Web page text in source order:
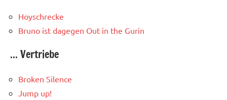
Hoyschrecke
Bruno ist dagegen Out in the Gurin
... Vertriebe
Broken Silence
Jump up!